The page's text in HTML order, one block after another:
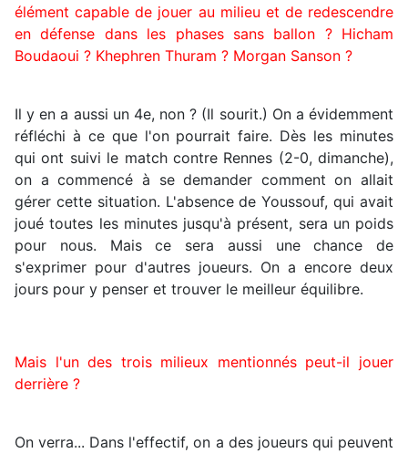
élément capable de jouer au milieu et de redescendre
en défense dans les phases sans ballon ? Hicham
Boudaoui ? Khephren Thuram ? Morgan Sanson ?
Il y en a aussi un 4e, non ? (Il sourit.) On a évidemment
réfléchi à ce que l'on pourrait faire. Dès les minutes
qui ont suivi le match contre Rennes (2-0, dimanche),
on a commencé à se demander comment on allait
gérer cette situation. L'absence de Youssouf, qui avait
joué toutes les minutes jusqu'à présent, sera un poids
pour nous. Mais ce sera aussi une chance de
s'exprimer pour d'autres joueurs. On a encore deux
jours pour y penser et trouver le meilleur équilibre.
Mais l'un des trois milieux mentionnés peut-il jouer
derrière ?
On verra... Dans l'effectif, on a des joueurs qui peuvent